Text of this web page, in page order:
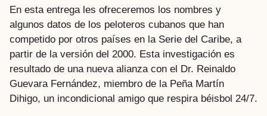
En esta entrega les ofreceremos los nombres y
algunos datos de los peloteros cubanos que han
competido por otros países en la Serie del Caribe, a
partir de la versión del 2000. Esta investigación es
resultado de una nueva alianza con el Dr. Reinaldo
Guevara Fernández, miembro de la Peña Martín
Dihigo, un incondicional amigo que respira béisbol 24/7.